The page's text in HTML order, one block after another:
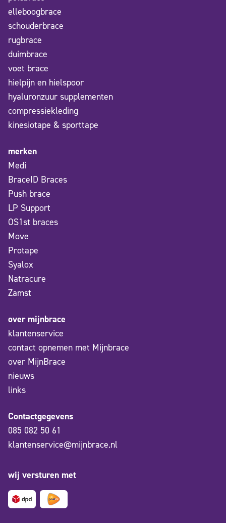
elleboogbrace
schouderbrace
rugbrace
duimbrace
voet brace
hielpijn en hielspoor
hyaluronzuur supplementen
compressiekleding
kinesiotape & sporttape
merken
Medi
BraceID Braces
Push brace
LP Support
OS1st braces
Move
Protape
Syalox
Natracure
Zamst
over mijnbrace
klantenservice
contact opnemen met Mijnbrace
over MijnBrace
nieuws
links
Contactgegevens
085 082 50 61
klantenservice@mijnbrace.nl
wij versturen met